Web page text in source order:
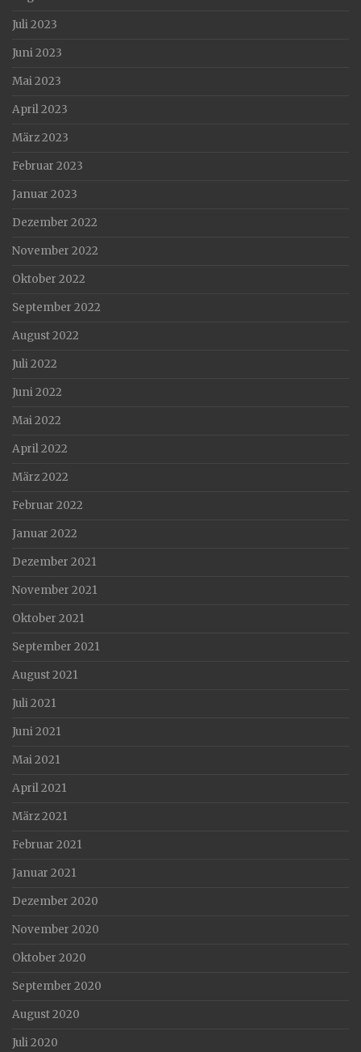
Juli 2023
Juni 2023
Mai 2023
April 2023
März 2023
Februar 2023
Januar 2023
Dezember 2022
November 2022
Oktober 2022
September 2022
August 2022
Juli 2022
Juni 2022
Mai 2022
April 2022
März 2022
Februar 2022
Januar 2022
Dezember 2021
November 2021
Oktober 2021
September 2021
August 2021
Juli 2021
Juni 2021
Mai 2021
April 2021
März 2021
Februar 2021
Januar 2021
Dezember 2020
November 2020
Oktober 2020
September 2020
August 2020
Juli 2020